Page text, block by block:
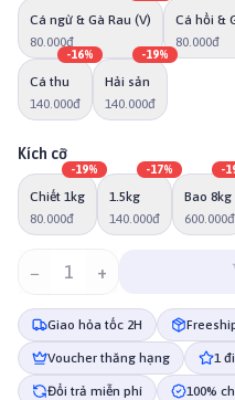
Cá ngừ & Gà Rau (V)
80.000đ
Cá hồi &
80.000đ
Cá thu
140.000đ
-16%
Hải sản
140.000đ
-19%
Kích cỡ
Chiết 1kg
80.000đ
-19%
1.5kg
140.000đ
-17%
Bao 8kg
600.000đ
-
− 1 +
Giao hỏa tốc 2H
Voucher thăng hạng 1
Đổi trả miễn phí 100%